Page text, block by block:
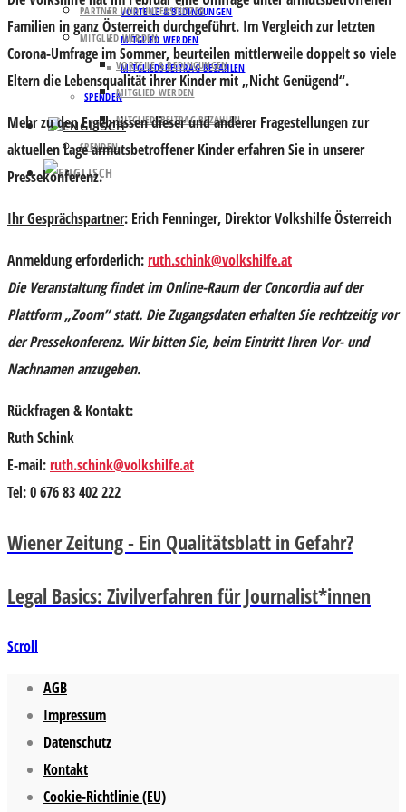
VORTEILE & BEDINGUNGEN
MITGLIED WERDEN
MITGLIEDSBEITRAG BEZAHLEN
SPENDEN
PARTNER UND UNTERSTÜTZER
MITGLIED WERDEN
VORTEILE & BEDINGUNGEN
MITGLIED WERDEN
MITGLIEDSBEITRAG BEZAHLEN
SPENDEN
Familien in ganz Österreich durchgeführt. Im Vergleich zur letzten
Corona-Umfrage im Sommer, beurteilen mittlerweile doppelt so viele
Eltern die Lebensqualität ihrer Kinder mit „Nicht Genügend“.
Mehr zu den Ergebnissen dieser und anderer Fragestellungen zur
aktuellen Lage armutsbetroffener Kinder erfahren Sie in unserer
Pressekonferenz.
Ihr Gesprächspartner: Erich Fenninger, Direktor Volkshilfe Österreich
Anmeldung erforderlich:ruth.schink@volkshilfe.at
Die Veranstaltung findet im Online-Raum der Concordia auf der
Plattform „Zoom” statt. Die Zugangsdaten erhalten Sie rechtzeitig vor
der Pressekonferenz. Wir bitten Sie, beim Eintritt Ihren Vor- und
Nachnamen anzugeben.
Rückfragen & Kontakt:
Ruth Schink
E-mail:ruth.schink@volkshilfe.at
Tel: 0 676 83 402 222
Wiener Zeitung - Ein Qualitätsblatt in Gefahr?
Legal Basics: Zivilverfahren für Journalist*innen
Scroll
AGB
Impressum
Datenschutz
Kontakt
Cookie-Richtlinie (EU)